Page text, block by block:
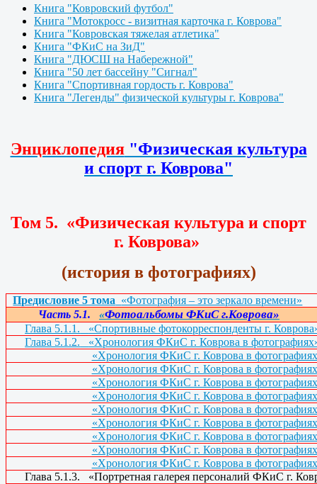
Книга "Ковровский футбол"
Книга "Мотокросс - визитная карточка г. Коврова"
Книга "Ковровская тяжелая атлетика"
Книга "ФКиС на ЗиД"
Книга "ДЮСШ на Набережной"
Книга "50 лет бассейну "Сигнал"
Книга "Спортивная гордость г. Коврова"
Книга "Легенды" физической культуры г. Коврова"
Энциклопедия"Физическая культура
и спорт г. Коврова"
Том 5. «Физическая культура и спорт
г. Коврова»
(история в фотографиях)
Предисловие 5 тома «Фотография – это зеркало времени»
Часть 5.1.
«Фотоальбомы ФКиС г.Коврова»
Глава 5.1.1.
«Спортивные фотокорреспонденты г.
Глава 5.1.2.
«Хронология ФКиС г. Коврова в
«Хронология ФКиС г. Коврова в
«Хронология ФКиС г. Коврова в
«Хронология ФКиС г. Коврова в
«Хронология ФКиС г. Коврова в
«Хронология ФКиС г. Коврова в
«Хронология ФКиС г. Коврова в
«Хронология ФКиС г. Коврова в
«Хронология ФКиС г. Коврова в
«Хронология ФКиС г. Коврова в
Глава 5.1.3.
«Портретная галерея персоналий ФКиС г.